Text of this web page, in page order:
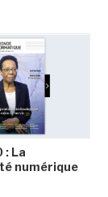
: La
numérique